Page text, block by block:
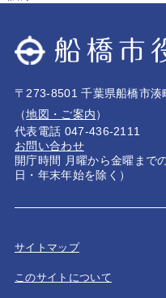
〒273-8501 千葉県船橋市
（地図・ご案内）
代表電話 047-436-2111
お問い合わせ
開庁時間 月曜から金曜まで
日・年末年始を除く）
サイトマップ
このサイトについて